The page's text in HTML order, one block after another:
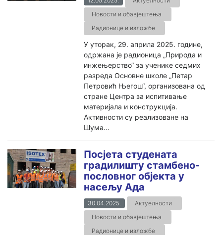
Новости и обавјештења
Радионице и изложбе
У уторак, 29. априла 2025. године,
одржана је радионица „Природа и
инжењерство“ за ученике седмих
разреда Основне школе „Петар
Петровић Његош“, организована од
стране Центра за испитивање
материјала и конструкција.
Активности су реализоване на
Шума...
Посјета студената
градилишту стамбено-
пословног oбјекта у
насељу Ада
30.04.2025.
Актуелности
Новости и обавјештења
Радионице и изложбе